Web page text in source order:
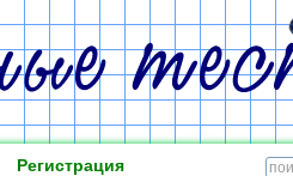
Регистрация